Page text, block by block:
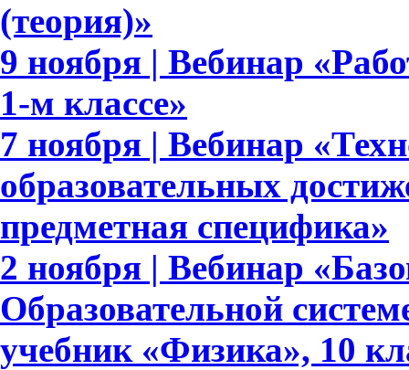
(теория)»
9 ноября | Вебинар
1-м классе»
7 ноября | Вебинар
образовательных
предметная специфика»
2 ноября | Вебинар
Образовательной
учебник «Физика», 10